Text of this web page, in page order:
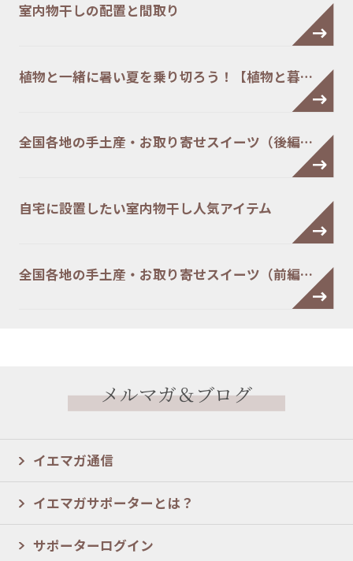
室内物干しの配置と間取り
植物と一緒に暑い夏を乗り切ろう！【植物と暮…
全国各地の手土産・お取り寄せスイーツ（後編…
自宅に設置したい室内物干し人気アイテム
全国各地の手土産・お取り寄せスイーツ（前編…
メルマガ＆ブログ
イエマガ通信
イエマガサポーターとは？
サポーターログイン